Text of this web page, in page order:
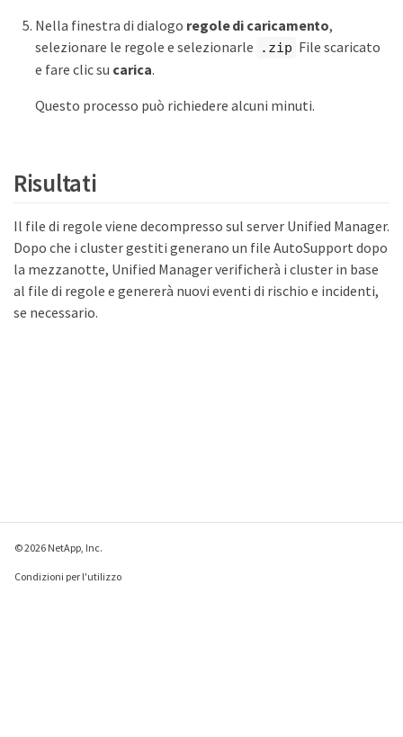
Nella finestra di dialogo regole di caricamento,
selezionare le regole e selezionarle
.zip File scaricato
e fare clic su carica.
Questo processo può richiedere alcuni minuti.
Risultati
Il file di regole viene decompresso sul server Unified Manager.
Dopo che i cluster gestiti generano un file AutoSupport dopo
la mezzanotte, Unified Manager verificherà i cluster in base
al file di regole e genererà nuovi eventi di rischio e incidenti,
se necessario.
© 2026 NetApp, Inc.
Condizioni per l'utilizzo